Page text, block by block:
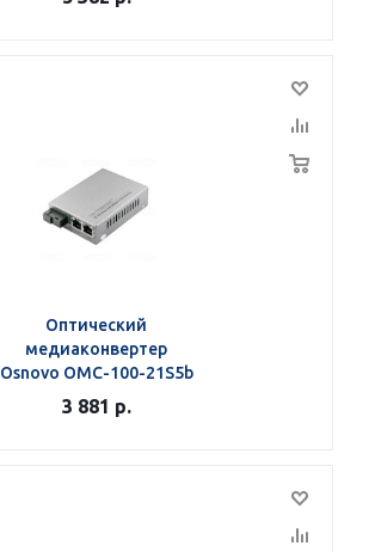
Оптический
медиаконвертер
Osnovo OMC-100-21S5b
3 881 р.